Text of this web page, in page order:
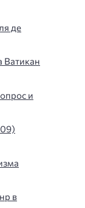
де
Ватикан
и
в